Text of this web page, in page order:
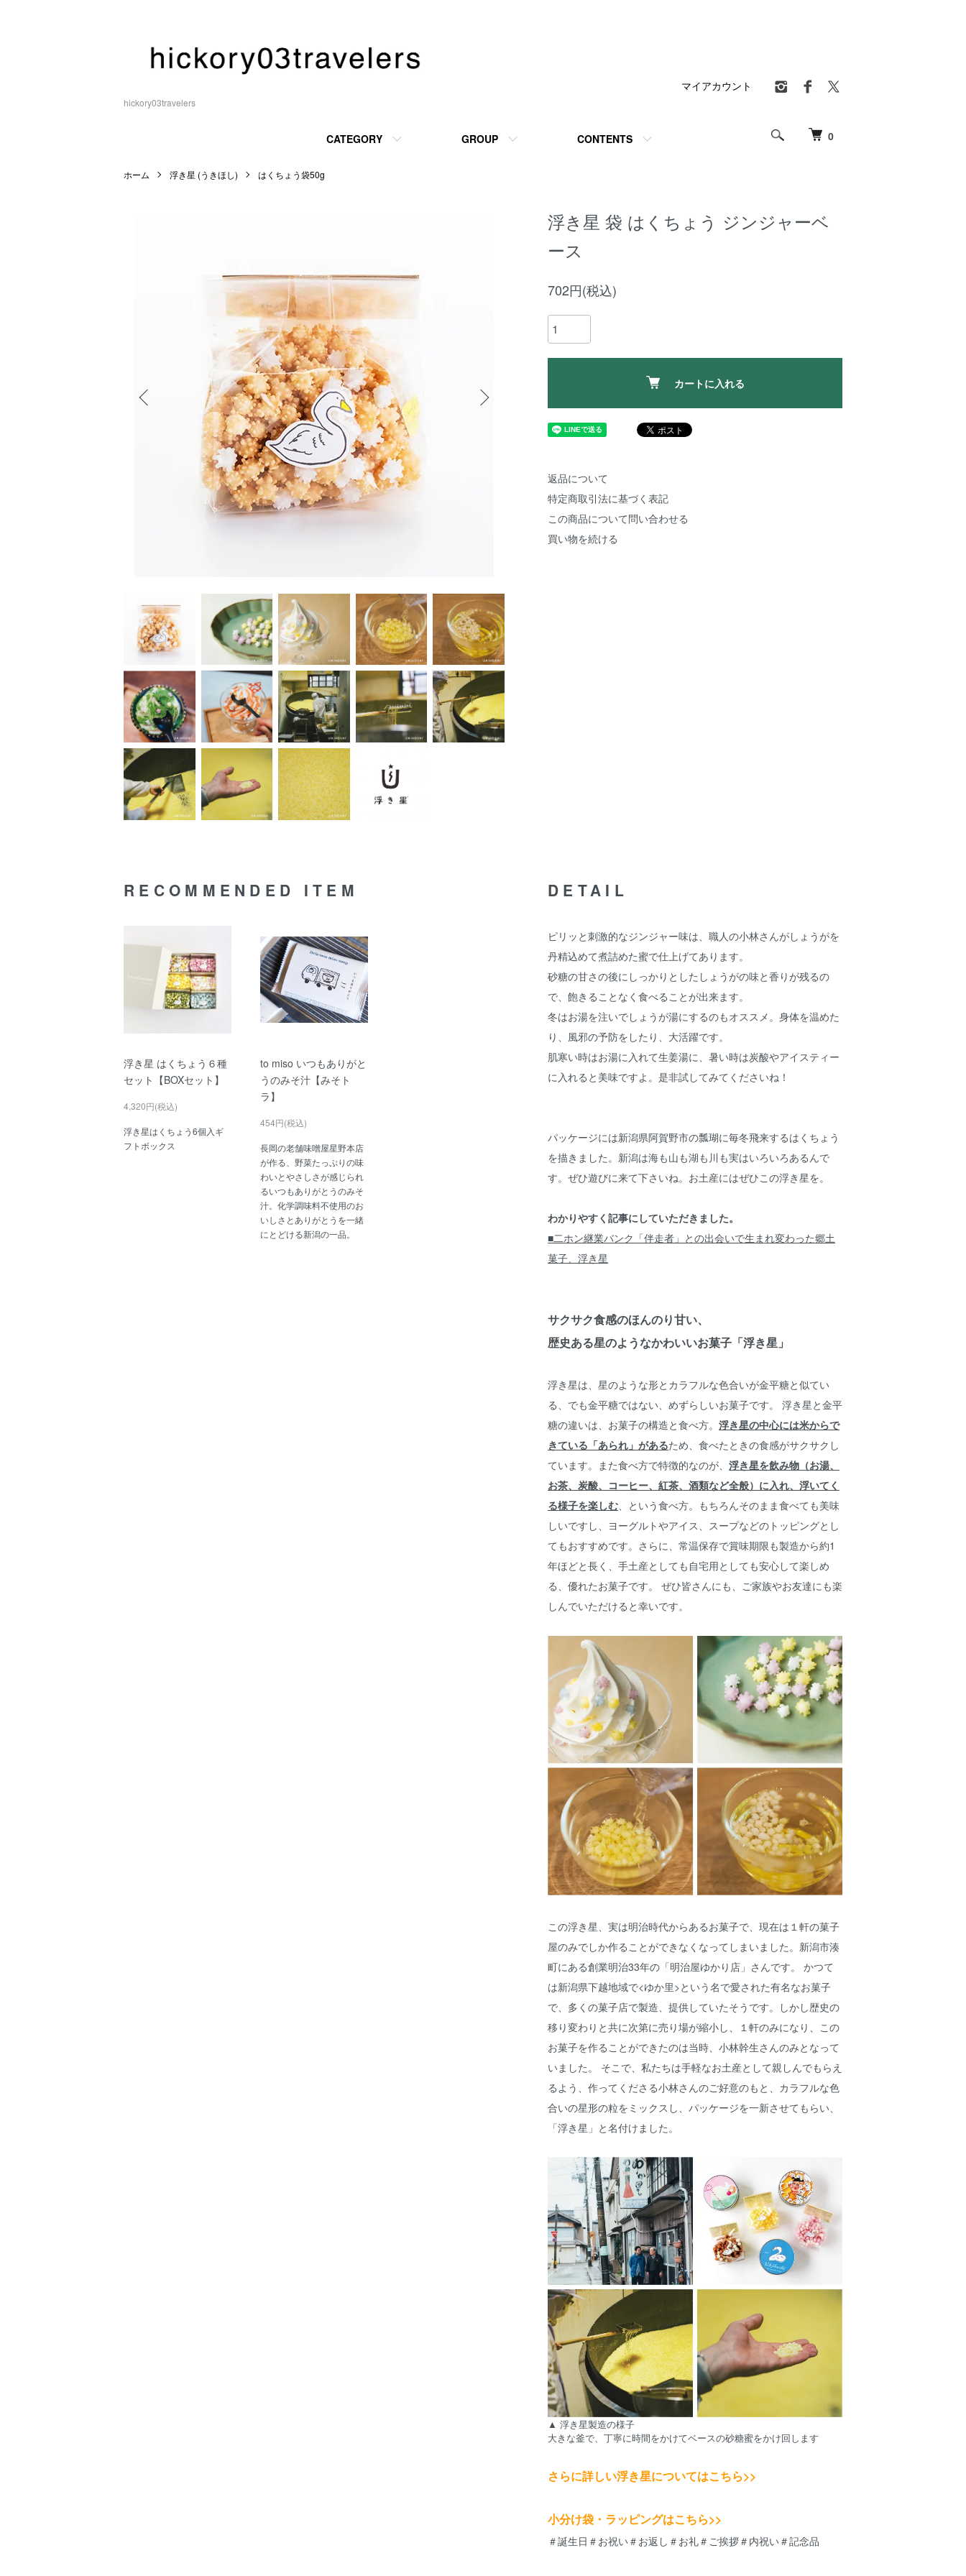
hickory03travelers
0
CATEGORY GROUP CONTENTS
マイアカウント
ホーム 浮き星 (うきほし) はくちょう袋50g
浮き星 袋 はくちょう ジンジャーベ
ース
702円(税込)
カートに入れる
返品について
特定商取引法に基づく表記
この商品について問い合わせる
買い物を続ける
DETAIL
ピリッと刺激的なジンジャー味は、職人の小林さんがしょうがを
丹精込めて煮詰めた蜜で仕上げてあります。
砂糖の甘さの後にしっかりとしたしょうがの味と香りが残るの
で、飽きることなく食べることが出来ます。
冬はお湯を注いでしょうが湯にするのもオススメ。身体を温めた
り、風邪の予防をしたり、大活躍です。
肌寒い時はお湯に入れて生姜湯に、暑い時は炭酸やアイスティー
に入れると美味ですよ。是非試してみてくださいね！
パッケージには新潟県阿賀野市の瓢瑚に毎冬飛来するはくちょう
を描きました。新潟は海も山も湖も川も実はいろいろあるんで
す。ぜひ遊びに来て下さいね。お土産にはぜひこの浮き星を。
わかりやすく記事にしていただきました。
■二ホン継業バンク「伴走者」との出会いで生まれ変わった郷土
菓子、浮き星
サクサク食感のほんのり甘い、
歴史ある星のようなかわいいお菓子「浮き星」
浮き星は、星のような形とカラフルな色合いが金平糖と似てい
る、でも金平糖ではない、めずらしいお菓子です。 浮き星と金平
糖の違いは、お菓子の構造と食べ方。 浮き星の中心には米からで
きている「あられ」があるため、食べたときの食感がサクサクし
ています。また食べ方で特徴的なのが、 浮き星を飲み物（お湯、
お茶、炭酸、コーヒー、紅茶、酒類など全般）に入れ、浮いてく
る様子を楽しむ 、という食べ方。もちろんそのまま食べても美味
しいですし、ヨーグルトやアイス、スープなどのトッピングとし
てもおすすめです。さらに、常温保存で賞味期限も製造から約1
年ほどと長く、手土産としても自宅用としても安心して楽しめ
る、優れたお菓子です。 ぜひ皆さんにも、ご家族やお友達にも楽
しんでいただけると幸いです。
この浮き星、実は明治時代からあるお菓子で、現在は１軒の菓子
屋のみでしか作ることができなくなってしまいました。新潟市湊
町にある創業明治33年の「明治屋ゆかり店」さんです。 かつて
は新潟県下越地域で<ゆか里>という名で愛された有名なお菓子
で、多くの菓子店で製造、提供していたそうです。しかし歴史の
移り変わりと共に次第に売り場が縮小し、１軒のみになり、この
お菓子を作ることができたのは当時、小林幹生さんのみとなって
いました。 そこで、私たちは手軽なお土産として親しんでもらえ
るよう、作ってくださる小林さんのご好意のもと、カラフルな色
合いの星形の粒をミックスし、パッケージを一新させてもらい、
「浮き星」と名付けました。
▲ 浮き星製造の様子
大きな釜で、丁寧に時間をかけてベースの砂糖蜜をかけ回します
さらに詳しい浮き星についてはこちら>>
小分け袋・ラッピングはこちら>>
＃誕生日＃お祝い＃お返し＃お礼＃ご挨拶＃内祝い＃記念品
RECOMMENDED ITEM
浮き星 はくちょう６種
セット【BOXセット】
4,320円(税込)
浮き星はくちょう6個入ギ
フトボックス
to miso いつもありがと
うのみそ汁【みそト
ラ】
454円(税込)
長岡の老舗味噌屋星野本店
が作る、野菜たっぷりの味
わいとやさしさが感じられ
るいつもありがとうのみそ
汁。化学調味料不使用のお
いしさとありがとうを一緒
にとどける新潟の一品。